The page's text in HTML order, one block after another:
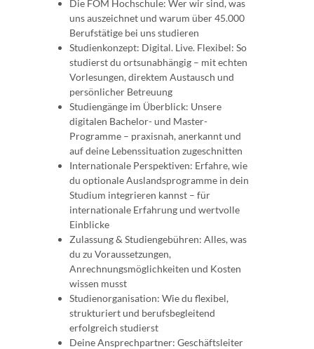
Die FOM Hochschule: Wer wir sind, was
uns auszeichnet und warum über 45.000
Berufstätige bei uns studieren
Studienkonzept: Digital. Live. Flexibel: So
studierst du ortsunabhängig – mit echten
Vorlesungen, direktem Austausch und
persönlicher Betreuung
Studiengänge im Überblick: Unsere
digitalen Bachelor- und Master-
Programme – praxisnah, anerkannt und
auf deine Lebenssituation zugeschnitten
Internationale Perspektiven: Erfahre, wie
du optionale Auslandsprogramme in dein
Studium integrieren kannst – für
internationale Erfahrung und wertvolle
Einblicke
Zulassung & Studiengebühren: Alles, was
du zu Voraussetzungen,
Anrechnungsmöglichkeiten und Kosten
wissen musst
Studienorganisation: Wie du flexibel,
strukturiert und berufsbegleitend
erfolgreich studierst
Deine Ansprechpartner: Geschäftsleiter